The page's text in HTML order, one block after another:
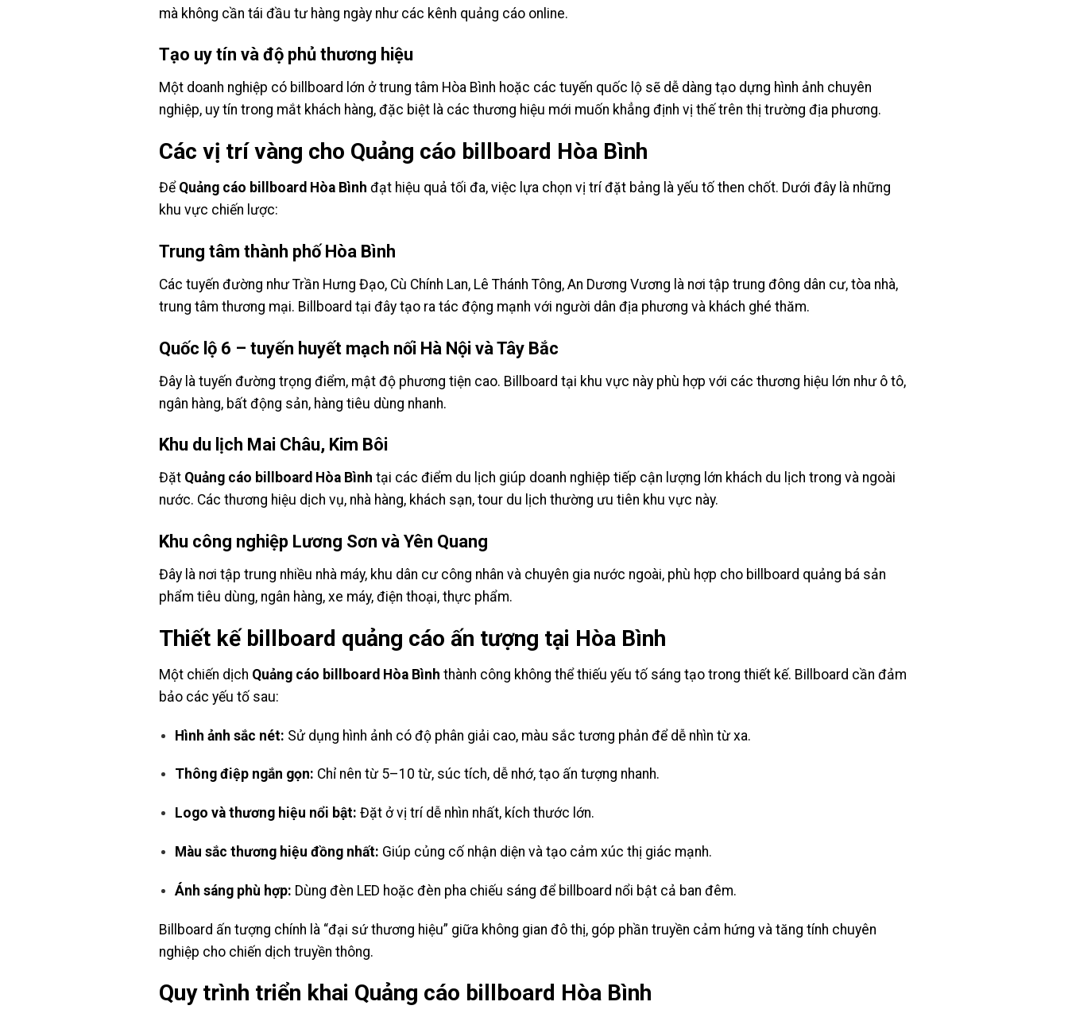
mà không cần tái đầu tư hàng ngày như các kênh quảng cáo online.
Tạo uy tín và độ phủ thương hiệu
Một doanh nghiệp có billboard lớn ở trung tâm Hòa Bình hoặc các tuyến quốc lộ sẽ dễ dàng tạo dựng hình ảnh chuyên
nghiệp, uy tín trong mắt khách hàng, đặc biệt là các thương hiệu mới muốn khẳng định vị thế trên thị trường địa phương.
Các vị trí vàng cho Quảng cáo billboard Hòa Bình
Để Quảng cáo billboard Hòa Bình đạt hiệu quả tối đa, việc lựa chọn vị trí đặt bảng là yếu tố then chốt. Dưới đây là những
khu vực chiến lược:
Trung tâm thành phố Hòa Bình
Các tuyến đường như Trần Hưng Đạo, Cù Chính Lan, Lê Thánh Tông, An Dương Vương là nơi tập trung đông dân cư, tòa nhà,
trung tâm thương mại. Billboard tại đây tạo ra tác động mạnh với người dân địa phương và khách ghé thăm.
Quốc lộ 6 – tuyến huyết mạch nối Hà Nội và Tây Bắc
Đây là tuyến đường trọng điểm, mật độ phương tiện cao. Billboard tại khu vực này phù hợp với các thương hiệu lớn như ô tô,
ngân hàng, bất động sản, hàng tiêu dùng nhanh.
Khu du lịch Mai Châu, Kim Bôi
Đặt Quảng cáo billboard Hòa Bình tại các điểm du lịch giúp doanh nghiệp tiếp cận lượng lớn khách du lịch trong và ngoài
nước. Các thương hiệu dịch vụ, nhà hàng, khách sạn, tour du lịch thường ưu tiên khu vực này.
Khu công nghiệp Lương Sơn và Yên Quang
Đây là nơi tập trung nhiều nhà máy, khu dân cư công nhân và chuyên gia nước ngoài, phù hợp cho billboard quảng bá sản
phẩm tiêu dùng, ngân hàng, xe máy, điện thoại, thực phẩm.
Thiết kế billboard quảng cáo ấn tượng tại Hòa Bình
Một chiến dịch Quảng cáo billboard Hòa Bình thành công không thể thiếu yếu tố sáng tạo trong thiết kế. Billboard cần đảm
bảo các yếu tố sau:
Hình ảnh sắc nét: Sử dụng hình ảnh có độ phân giải cao, màu sắc tương phản để dễ nhìn từ xa.
Thông điệp ngắn gọn: Chỉ nên từ 5–10 từ, súc tích, dễ nhớ, tạo ấn tượng nhanh.
Logo và thương hiệu nổi bật: Đặt ở vị trí dễ nhìn nhất, kích thước lớn.
Màu sắc thương hiệu đồng nhất: Giúp củng cố nhận diện và tạo cảm xúc thị giác mạnh.
Ánh sáng phù hợp: Dùng đèn LED hoặc đèn pha chiếu sáng để billboard nổi bật cả ban đêm.
Billboard ấn tượng chính là “đại sứ thương hiệu” giữa không gian đô thị, góp phần truyền cảm hứng và tăng tính chuyên
nghiệp cho chiến dịch truyền thông.
Quy trình triển khai Quảng cáo billboard Hòa Bình